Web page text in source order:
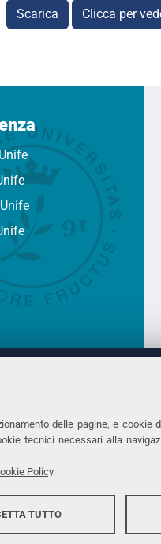
delle pagine, e cookie
tecnici necessari alla
Policy.
TUTTO
Scarica Clicca per
Prof.ssa Laura Ramaciotti
Ariosto, 35 - 44121
- P.IVA